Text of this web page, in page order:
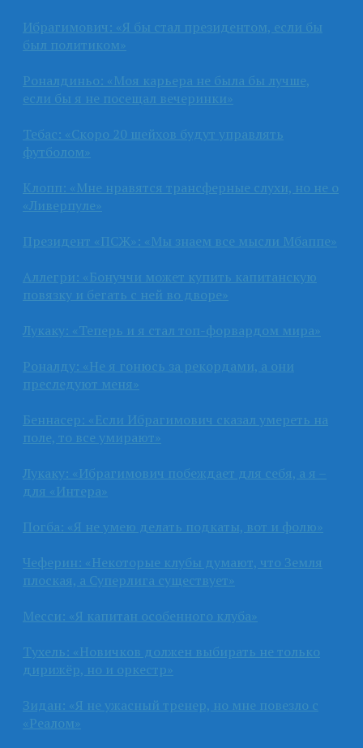
Ибрагимович: «Я бы стал президентом, если бы
был политиком»
Роналдиньо: «Моя карьера не была бы лучше,
если бы я не посещал вечеринки»
Тебас: «Скоро 20 шейхов будут управлять
футболом»
Клопп: «Мне нравятся трансферные слухи, но не о
«Ливерпуле»
Президент «ПСЖ»: «Мы знаем все мысли Мбаппе»
Аллегри: «Бонуччи может купить капитанскую
повязку и бегать с ней во дворе»
Лукаку: «Теперь и я стал топ-форвардом мира»
Роналду: «Не я гонюсь за рекордами, а они
преследуют меня»
Беннасер: «Если Ибрагимович сказал умереть на
поле, то все умирают»
Лукаку: «Ибрагимович побеждает для себя, а я –
для «Интера»
Погба: «Я не умею делать подкаты, вот и фолю»
Чеферин: «Некоторые клубы думают, что Земля
плоская, а Суперлига существует»
Месси: «Я капитан особенного клуба»
Тухель: «Новичков должен выбирать не только
дирижёр, но и оркестр»
Зидан: «Я не ужасный тренер, но мне повезло с
«Реалом»